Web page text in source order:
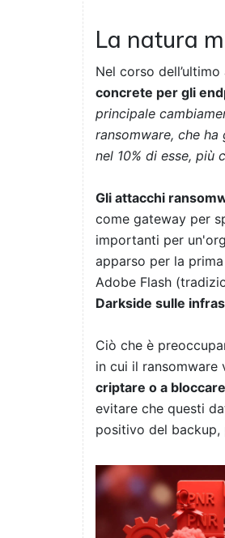
La natura
Nel corso dell’ultimo
concrete per gli
principale
ransomware, che
nel 10% di esse, più
Gli attacchi
come gateway per
importanti per
apparso per la
Adobe Flash
Darkside sulle
Ciò che è
in cui il ransomware
criptare o a
evitare che questi
positivo del